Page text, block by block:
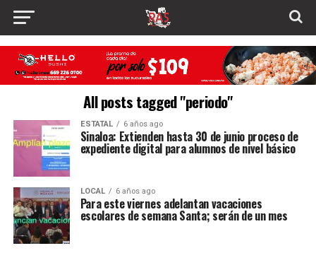
All posts tagged "periodo"
ESTATAL 6 años ago
Sinaloa: Extienden hasta 30 de junio proceso de
expediente digital para alumnos de nivel básico
LOCAL 6 años ago
Para este viernes adelantan vacaciones
escolares de semana Santa; serán de un mes